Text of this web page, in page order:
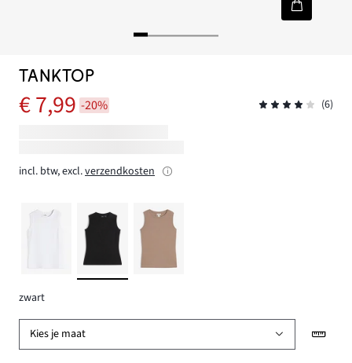
TANKTOP
€ 7,99 -20% (6)
incl. btw, excl.verzendkosten
zwart
Kies je maat